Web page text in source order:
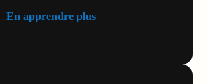
En apprendre plus